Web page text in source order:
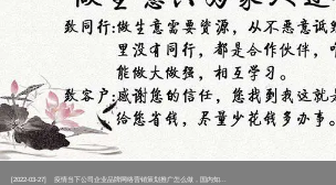
[2022-05-29] 实体门店如何做网络推广吸引客户，实体店网络营销技巧...
[2022-05-04] 污水处理设备厂家产品如何做网络推广（污水处理项目网...
[2022-03-27] 疫情当下公司企业品牌网络营销策划推广怎么做，国内知...